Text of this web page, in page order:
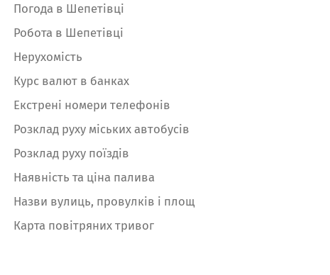
Погода в Шепетівці
Робота в Шепетівці
Нерухомість
Курс валют в банках
Екстрені номери телефонів
Розклад руху міських автобусів
Розклад руху поїздів
Наявність та ціна палива
Назви вулиць, провулків і площ
Карта повітряних тривог